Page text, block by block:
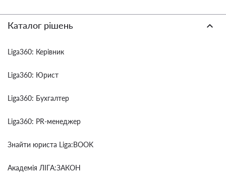
Каталог рішень
Liga360: Керівник
Liga360: Юрист
Liga360: Бухгалтер
Liga360: PR-менеджер
Знайти юриста Liga:BOOK
Академія ЛІГА:ЗАКОН